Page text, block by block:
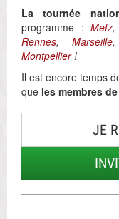
La tournée
programme : Metz,
Rennes, Marseille
Montpellier!
Il est encore temps
que les membres
JE